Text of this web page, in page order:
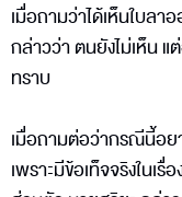
เมื่อถามว่าได้เห็นใบลา
กล่าวว่า ตนยังไม่เห็น แ
ทราบ
เมื่อถามต่อว่ากรณีนี้อย
เพราะมีข้อเท็จจริงในเ